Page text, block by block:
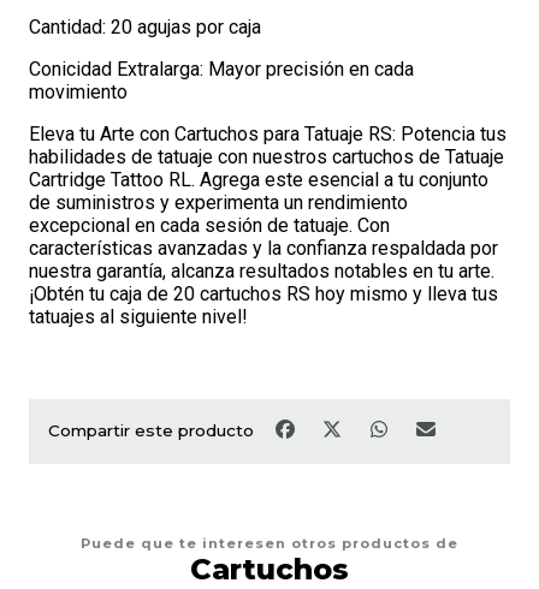
Cantidad: 20 agujas por caja
Conicidad Extralarga: Mayor precisión en cada
movimiento
Eleva tu Arte con Cartuchos para Tatuaje RS: Potencia tus
habilidades de tatuaje con nuestros cartuchos de Tatuaje
Cartridge Tattoo RL. Agrega este esencial a tu conjunto
de suministros y experimenta un rendimiento
excepcional en cada sesión de tatuaje. Con
características avanzadas y la confianza respaldada por
nuestra garantía, alcanza resultados notables en tu arte.
¡Obtén tu caja de 20 cartuchos RS hoy mismo y lleva tus
tatuajes al siguiente nivel!
Compartir este producto
Puede que te interesen otros productos de
Cartuchos